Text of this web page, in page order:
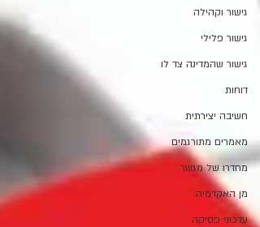
גישור וקהילה
גישור פלילי
גישור שהמדינה צד לו
דוחות
חשיבה יצירתית
מאמרים מתורגמים
מחדרו של מגשר
מן האקדמיה
עדכוני פסיקה